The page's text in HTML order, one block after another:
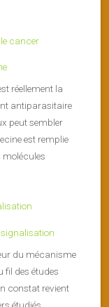
réellement la
antiparasitaire
peut sembler
est remplie
molécules
signalisation
du mécanisme
fil des études
constat revient